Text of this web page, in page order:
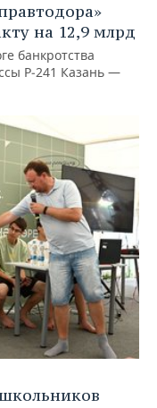
на 12,9 млрд
банкротства
Р‑241 Казань —